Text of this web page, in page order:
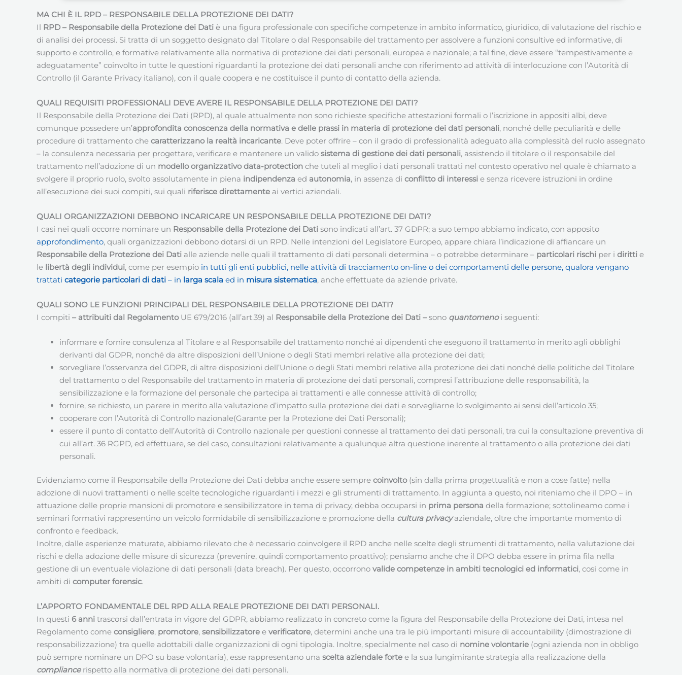
MA CHI È IL RPD – RESPONSABILE DELLA PROTEZIONE DEI DATI?
Il RPD – Responsabile della Protezione dei Dati è una figura professionale con specifiche competenze in ambito informatico, giuridico, di valutazione del rischio e
di analisi dei processi. Si tratta di un soggetto designato dal Titolare o dal Responsabile del trattamento per assolvere a funzioni consultive ed informative, di
supporto e controllo, e formative relativamente alla normativa di protezione dei dati personali, europea e nazionale; a tal fine, deve essere “tempestivamente e
adeguatamente” coinvolto in tutte le questioni riguardanti la protezione dei dati personali anche con riferimento ad attività di interlocuzione con l’Autorità di
Controllo (il Garante Privacy italiano), con il quale coopera e ne costituisce il punto di contatto della azienda.
QUALI REQUISITI PROFESSIONALI DEVE AVERE IL RESPONSABILE DELLA PROTEZIONE DEI DATI?
Il Responsabile della Protezione dei Dati (RPD), al quale attualmente non sono richieste specifiche attestazioni formali o l’iscrizione in appositi albi, deve
comunque possedere un’approfondita conoscenza della normativa e delle prassi in materia di protezione dei dati personali, nonché delle peculiarità e delle
procedure di trattamento che caratterizzano la realtà incaricante. Deve poter offrire – con il grado di professionalità adeguato alla complessità del ruolo assegnato
– la consulenza necessaria per progettare, verificare e mantenere un valido sistema di gestione dei dati personali, assistendo il titolare o il responsabile del
trattamento nell’adozione di un modello organizzativo data-protection che tuteli al meglio i dati personali trattati nel contesto operativo nel quale è chiamato a
svolgere il proprio ruolo, svolto assolutamente in piena indipendenza ed autonomia, in assenza di conflitto di interessi e senza ricevere istruzioni in ordine
all’esecuzione dei suoi compiti, sui quali riferisce direttamente ai vertici aziendali.
QUALI ORGANIZZAZIONI DEBBONO INCARICARE UN RESPONSABILE DELLA PROTEZIONE DEI DATI?
I casi nei quali occorre nominare un Responsabile della Protezione dei Dati sono indicati all’art. 37 GDPR; a suo tempo abbiamo indicato, con apposito
approfondimento, quali organizzazioni debbono dotarsi di un RPD. Nelle intenzioni del Legislatore Europeo, appare chiara l’indicazione di affiancare un
Responsabile della Protezione dei Dati alle aziende nelle quali il trattamento di dati personali determina – o potrebbe determinare – particolari rischi per i diritti e
le libertà degli individui, come per esempio in tutti gli enti pubblici, nelle attività di tracciamento on-line o dei comportamenti delle persone, qualora vengano
trattati categorie particolari di dati – in larga scala ed in misura sistematica, anche effettuate da aziende private.
QUALI SONO LE FUNZIONI PRINCIPALI DEL RESPONSABILE DELLA PROTEZIONE DEI DATI?
I compiti – attribuiti dal RegolamentoUE 679/2016 (all’art.39) al Responsabile della Protezione dei Dati – sono quantomenoi seguenti:
informare e fornire consulenza al Titolare e al Responsabile del trattamento nonché ai dipendenti che eseguono il trattamento in merito agli obblighi
derivanti dal GDPR, nonché da altre disposizioni dell’Unione o degli Stati membri relative alla protezione dei dati;
sorvegliare l’osservanza del GDPR, di altre disposizioni dell’Unione o degli Stati membri relative alla protezione dei dati nonché delle politiche del Titolare
del trattamento o del Responsabile del trattamento in materia di protezione dei dati personali, compresi l’attribuzione delle responsabilità, la
sensibilizzazione e la formazione del personale che partecipa ai trattamenti e alle connesse attività di controllo;
fornire, se richiesto, un parere in merito alla valutazione d’impatto sulla protezione dei dati e sorvegliarne lo svolgimento ai sensi dell’articolo 35;
cooperare con l’Autorità di Controllo nazionale(Garante per la Protezione dei Dati Personali);
essere il punto di contatto dell’Autorità di Controllo nazionale per questioni connesse al trattamento dei dati personali, tra cui la consultazione preventiva di
cui all’art. 36 RGPD, ed effettuare, se del caso, consultazioni relativamente a qualunque altra questione inerente al trattamento o alla protezione dei dati
personali.
Evidenziamo come il Responsabile della Protezione dei Dati debba anche essere sempre coinvolto(sin dalla prima progettualità e non a cose fatte) nella
adozione di nuovi trattamenti o nelle scelte tecnologiche riguardanti i mezzi e gli strumenti di trattamento. In aggiunta a questo, noi riteniamo che il DPO – in
attuazione delle proprie mansioni di promotore e sensibilizzatore in tema di privacy, debba occuparsi in prima persona della formazione; sottolineamo come i
seminari formativi rappresentino un veicolo formidabile di sensibilizzazione e promozione della cultura privacyaziendale, oltre che importante momento di
confronto e feedback.
Inoltre, dalle esperienze maturate, abbiamo rilevato che è necessario coinvolgere il RPD anche nelle scelte degli strumenti di trattamento, nella valutazione dei
rischi e della adozione delle misure di sicurezza (prevenire, quindi comportamento proattivo); pensiamo anche che il DPO debba essere in prima fila nella
gestione di un eventuale violazione di dati personali (data breach). Per questo, occorrono valide competenze in ambiti tecnologici ed informatici, cosi come in
ambiti di computer forensic.
L’APPORTO FONDAMENTALE DEL RPD ALLA REALE PROTEZIONE DEI DATI PERSONALI.
In questi 6 anni trascorsi dall’entrata in vigore del GDPR, abbiamo realizzato in concreto come la figura del Responsabile della Protezione dei Dati, intesa nel
Regolamento come consigliere, promotore, sensibilizzatore e verificatore, determini anche una tra le più importanti misure di accountability (dimostrazione di
responsabilizzazione) tra quelle adottabili dalle organizzazioni di ogni tipologia. Inoltre, specialmente nel caso di nomine volontarie (ogni azienda non in obbligo
può sempre nominare un DPO su base volontaria), esse rappresentano una scelta aziendale forte e la sua lungimirante strategia alla realizzazione della
compliancerispetto alla normativa di protezione dei dati personali.